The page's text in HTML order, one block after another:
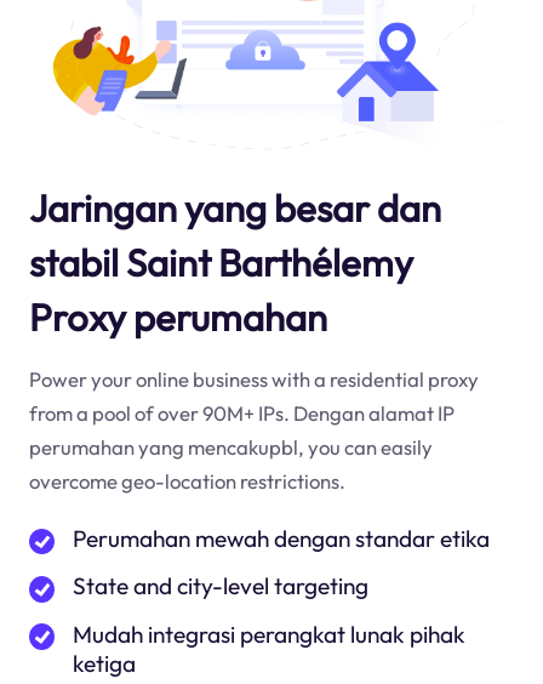
Jaringan yang besar dan
stabil Saint Barthélemy
Proxy perumahan
Power your online business with a residential proxy
from a pool of over 90M+ IPs. Dengan alamat IP
perumahan yang mencakupbl, you can easily
overcome geo-location restrictions.
Perumahan mewah dengan standar etika
State and city-level targeting
Mudah integrasi perangkat lunak pihak
ketiga